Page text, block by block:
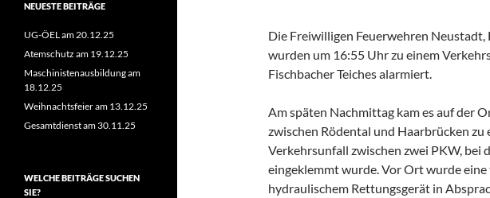
Die Freiwilligen Feuerwehren Neustadt,
wurden um 16:55 Uhr zu einem
Fischbacher Teiches alarmiert.
Am späten Nachmittag kam es auf der
zwischen Rödental und Haarbrücken zu
Verkehrsunfall zwischen zwei PKW, bei
eingeklemmt wurde. Vor Ort wurde
hydraulischem Rettungsgerät in
NEUESTE BEITRÄGE
UG-ÖEL am 20.12.25
Atemschutz am 19.12.25
Maschinistenausbildung am
18.12.25
Weihnachtsfeier am 13.12.25
Gesamtdienst am 30.11.25
WELCHE BEITRÄGE SUCHEN
SIE?